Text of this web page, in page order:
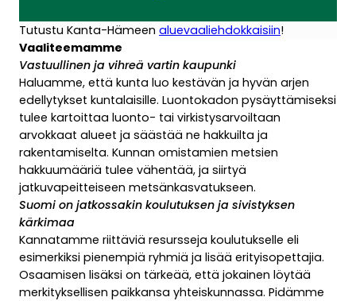
Tutustu Kanta-Hämeen aluevaaliehdokkaisiin!
Vaaliteemamme
Vastuullinen ja vihreä vartin kaupunki
Haluamme, että kunta luo kestävän ja hyvän arjen
edellytykset kuntalaisille. Luontokadon pysäyttämiseksi
tulee kartoittaa luonto- tai virkistysarvoiltaan
arvokkaat alueet ja säästää ne hakkuilta ja
rakentamiselta. Kunnan omistamien metsien
hakkuumääriä tulee vähentää, ja siirtyä
jatkuvapeitteiseen metsänkasvatukseen.
Suomi on jatkossakin koulutuksen ja sivistyksen
kärkimaa
Kannatamme riittäviä resursseja koulutukselle eli
esimerkiksi pienempiä ryhmiä ja lisää erityisopettajia.
Osaamisen lisäksi on tärkeää, että jokainen löytää
merkityksellisen paikkansa yhteiskunnassa. Pidämme